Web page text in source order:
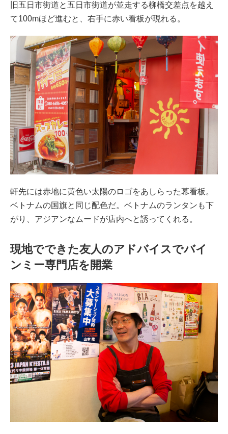
旧五日市街道と五日市街道が並走する柳橋交差点を越え
て100mほど進むと、右手に赤い看板が現れる。
軒先には赤地に黄色い太陽のロゴをあしらった幕看板。
ベトナムの国旗と同じ配色だ。ベトナムのランタンも下
がり、アジアンなムードが店内へと誘ってくれる。
現地でできた友人のアドバイスでバイ
ンミー専門店を開業